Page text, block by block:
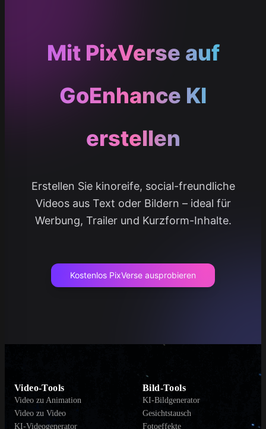
Mit PixVerse auf
GoEnhance KI
erstellen
Erstellen Sie kinoreife, social-freundliche
Videos aus Text oder Bildern – ideal für
Werbung, Trailer und Kurzform-Inhalte.
Kostenlos PixVerse ausprobieren
Video-Tools
Video zu Animation
Video zu Video
KI-Videogenerator
Bild-Tools
KI-Bildgenerator
Gesichtstausch
Fotoeffekte